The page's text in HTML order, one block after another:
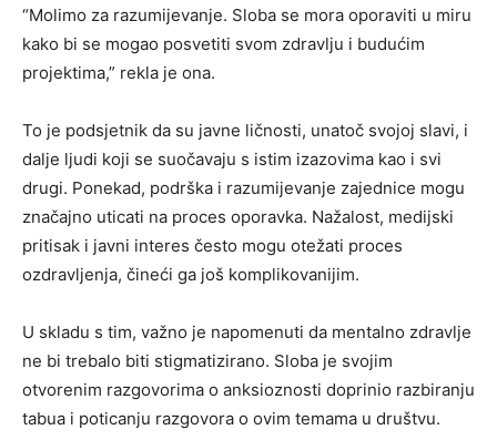
“Molimo za razumijevanje. Sloba se mora oporaviti u miru
kako bi se mogao posvetiti svom zdravlju i budućim
projektima,” rekla je ona.
To je podsjetnik da su javne ličnosti, unatoč svojoj slavi, i
dalje ljudi koji se suočavaju s istim izazovima kao i svi
drugi. Ponekad, podrška i razumijevanje zajednice mogu
značajno uticati na proces oporavka. Nažalost, medijski
pritisak i javni interes često mogu otežati proces
ozdravljenja, čineći ga još komplikovanijim.
U skladu s tim, važno je napomenuti da mentalno zdravlje
ne bi trebalo biti stigmatizirano. Sloba je svojim
otvorenim razgovorima o anksioznosti doprinio razbiranju
tabua i poticanju razgovora o ovim temama u društvu.